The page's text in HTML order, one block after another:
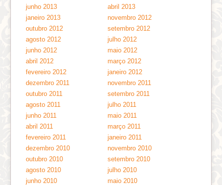
junho 2013
abril 2013
janeiro 2013
novembro 2012
outubro 2012
setembro 2012
agosto 2012
julho 2012
junho 2012
maio 2012
abril 2012
março 2012
fevereiro 2012
janeiro 2012
dezembro 2011
novembro 2011
outubro 2011
setembro 2011
agosto 2011
julho 2011
junho 2011
maio 2011
abril 2011
março 2011
fevereiro 2011
janeiro 2011
dezembro 2010
novembro 2010
outubro 2010
setembro 2010
agosto 2010
julho 2010
junho 2010
maio 2010